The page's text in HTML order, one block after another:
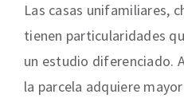
Las casas unifamiliares,
tienen particularidades
un estudio diferenciado.
la parcela adquiere